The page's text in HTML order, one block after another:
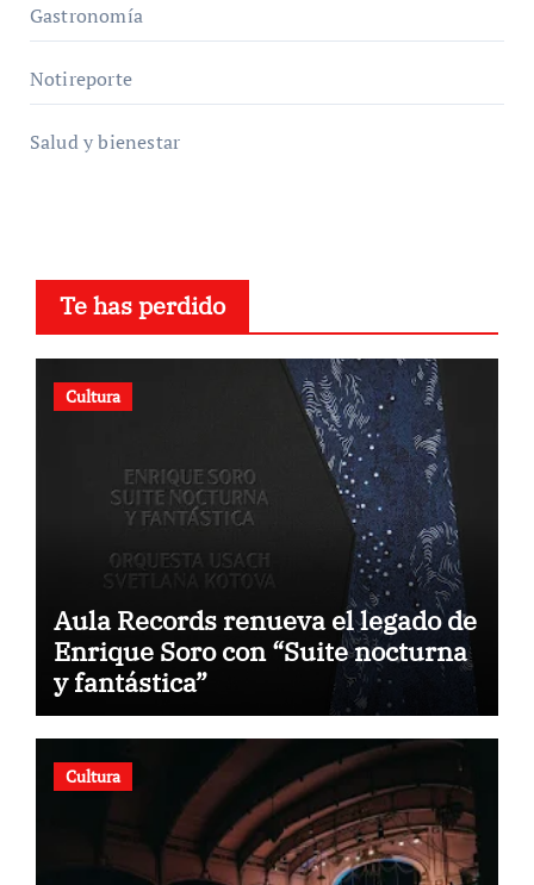
Gastronomía
Notireporte
Salud y bienestar
Te has perdido
Cultura
Aula Records renueva el legado de
Enrique Soro con “Suite nocturna
y fantástica”
Cultura